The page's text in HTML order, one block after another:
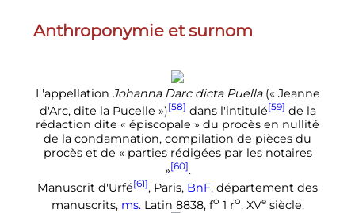
Anthroponymie et surnom
L'appellation Johanna Darc dicta Puella(« Jeanne
d'Arc, dite la Pucelle »)[58] dans l'intitulé[59] de la
rédaction dite « épiscopale » du procès en nullité
de la condamnation, compilation de pièces du
procès et de « parties rédigées par les notaires
»[60].
Manuscrit d'Urfé[61], Paris, BnF, département des
manuscrits, ms.Latin 8838, fo 1 ro, XVe siècle.